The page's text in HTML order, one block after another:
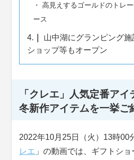
高見えするゴールドのトレ
ース
4.
山中湖にグランピング
ショップ等もオープン
「クレエ」人気定番ア
冬新作アイテムを一挙ご
2022年10月25日（火）13時00
レエ 」の動画では、ギフトシ